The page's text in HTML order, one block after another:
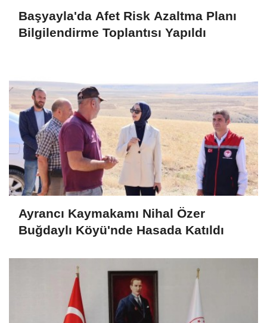
Başyayla'da Afet Risk Azaltma Planı
Bilgilendirme Toplantısı Yapıldı
Ayrancı Kaymakamı Nihal Özer
Buğdaylı Köyü'nde Hasada Katıldı